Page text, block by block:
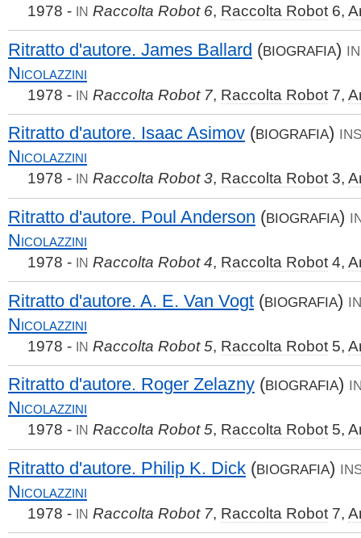
1978 - IN Raccolta Robot 6, Raccolta Robot 6,
Ritratto d'autore. James Ballard (BIOGRAFIA)
Nicolazzini
1978 - IN Raccolta Robot 7, Raccolta Robot 7,
Ritratto d'autore. Isaac Asimov (BIOGRAFIA)
Nicolazzini
1978 - IN Raccolta Robot 3, Raccolta Robot 3,
Ritratto d'autore. Poul Anderson (BIOGRAFIA)
Nicolazzini
1978 - IN Raccolta Robot 4, Raccolta Robot 4,
Ritratto d'autore. A. E. Van Vogt (BIOGRAFIA)
Nicolazzini
1978 - IN Raccolta Robot 5, Raccolta Robot 5,
Ritratto d'autore. Roger Zelazny (BIOGRAFIA)
Nicolazzini
1978 - IN Raccolta Robot 5, Raccolta Robot 5,
Ritratto d'autore. Philip K. Dick (BIOGRAFIA)
Nicolazzini
1978 - IN Raccolta Robot 7, Raccolta Robot 7,